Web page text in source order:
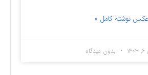
نوشته کامل »
بدون دیدگاه